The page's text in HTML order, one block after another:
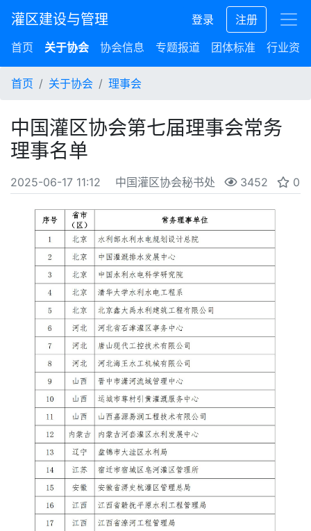
灌区建设与管理 登录
注册
首页
关于协会 协会信息 专题报道 团体标准 行业资讯
首页 关于协会 理事会
中国灌区协会第七届理事会常务
理事名单
2025-06-17 11:12 中国灌区协会秘书处 3452 0